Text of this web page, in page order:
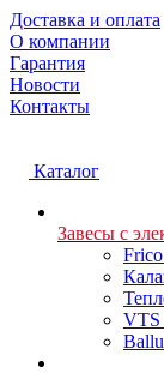
Доставка и оплата
О компании
Гарантия
Новости
Контакты
Каталог
Завесы с
Frico
VTS
Ballu